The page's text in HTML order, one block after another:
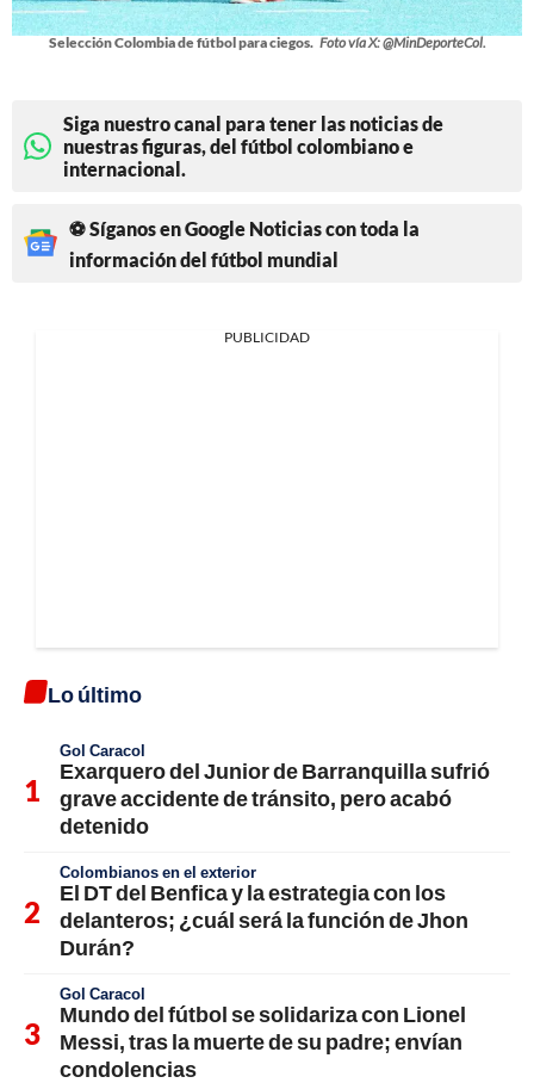
Selección Colombia de fútbol para ciegos. Foto vía X: @MinDeporteCol.
Siga nuestro canal para tener las noticias de
nuestras figuras, del fútbol colombiano e
internacional.
⚽ Síganos en Google Noticias con toda la
información del fútbol mundial
PUBLICIDAD
Lo último
Gol Caracol
Exarquero del Junior de Barranquilla sufrió
grave accidente de tránsito, pero acabó
detenido
Colombianos en el exterior
El DT del Benfica y la estrategia con los
delanteros; ¿cuál será la función de Jhon
Durán?
Gol Caracol
Mundo del fútbol se solidariza con Lionel
Messi, tras la muerte de su padre; envían
condolencias